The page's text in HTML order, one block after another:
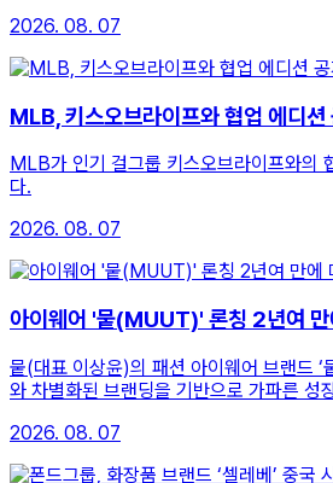
2026. 08. 07
MLB, 키스오브라이프와 협업 에디션
MLB가 인기 걸그룹 키스오브라이프와의
다.
2026. 08. 07
아이웨어 '뭍(MUUT)' 론칭 2년여
뭍(대표 이상윤)의 패션 아이웨어 브랜드
와 차별화된 브랜딩을 기반으로 가파른 성
2026. 08. 07